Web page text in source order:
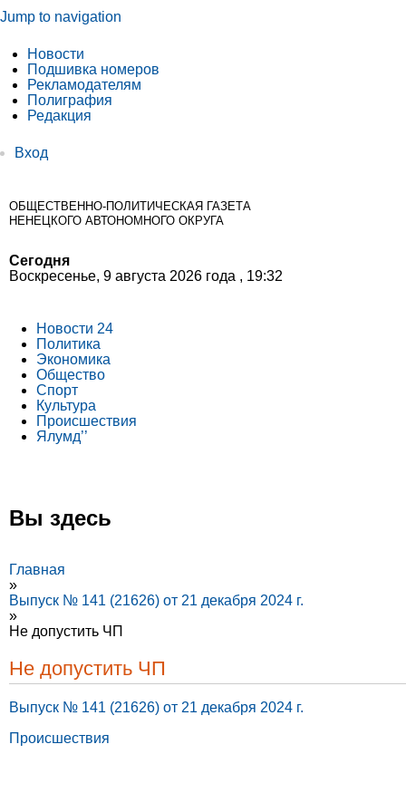
Jump to navigation
Новости
Подшивка номеров
Рекламодателям
Полиграфия
Редакция
Вход
ОБЩЕСТВЕННО-ПОЛИТИЧЕСКАЯ ГАЗЕТА
НЕНЕЦКОГО АВТОНОМНОГО ОКРУГА
Сегодня
Воскресенье, 9 августа 2026 года , 19:32
Новости 24
Политика
Экономика
Общество
Спорт
Культура
Происшествия
Ялумд’’
Вы здесь
Главная
»
Выпуск № 141 (21626) от 21 декабря 2024 г.
»
Не допустить ЧП
Не допустить ЧП
Выпуск № 141 (21626) от 21 декабря 2024 г.
Происшествия